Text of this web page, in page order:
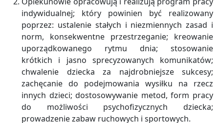
indywidualnej; który powinien być realizowany
poprzez: ustalenie stałych i niezmiennych zasad i
norm, konsekwentne przestrzeganie; kreowanie
uporządkowanego rytmu dnia; stosowanie
krótkich i jasno sprecyzowanych komunikatów;
chwalenie dziecka za najdrobniejsze sukcesy;
zachęcanie do podejmowania wysiłku na rzecz
innych dzieci; dostosowywanie metod, form pracy
do możliwości psychofizycznych dziecka;
prowadzenie zabaw ruchowych i sportowych.